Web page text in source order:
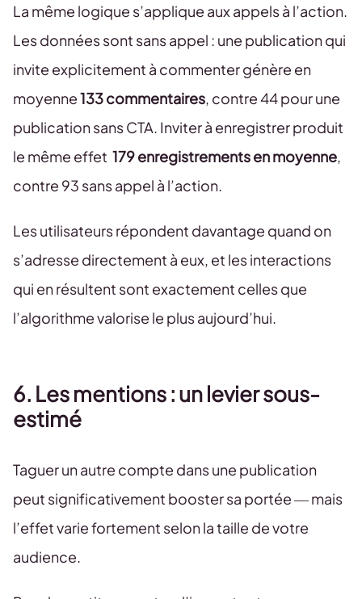
La même logique s’applique aux appels à l’action.
Les données sont sans appel : une publication qui
invite explicitement à commenter génère en
moyenne133 commentaires, contre 44 pour une
publication sans CTA. Inviter à enregistrer produit
le même effet 179 enregistrements en moyenne,
contre 93 sans appel à l’action.
Les utilisateurs répondent davantage quand on
s’adresse directement à eux, et les interactions
qui en résultent sont exactement celles que
l’algorithme valorise le plus aujourd’hui.
6. Les mentions : un levier sous-
estimé
Taguer un autre compte dans une publication
peut significativement booster sa portée — mais
l’effet varie fortement selon la taille de votre
audience.